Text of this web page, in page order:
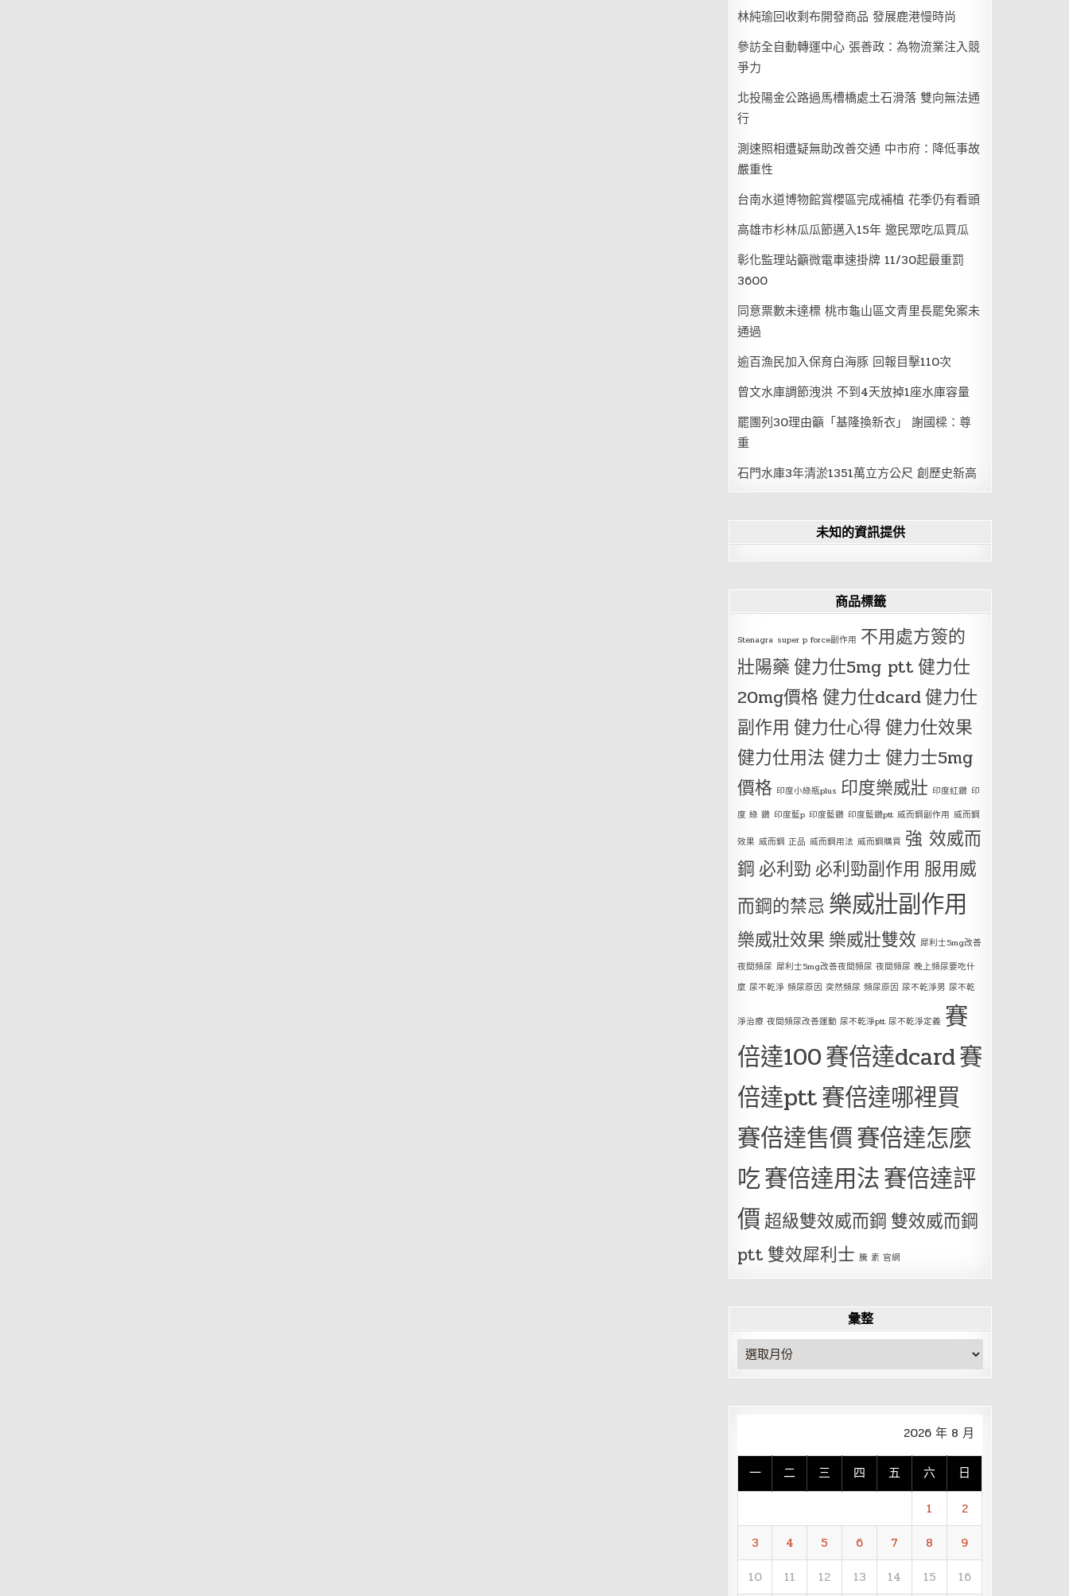
林純瑜回收剩布開發商品 發展鹿港慢時尚
參訪全自動轉運中心 張善政：為物流業注入競
爭力
北投陽金公路過馬槽橋處土石滑落 雙向無法通
行
測速照相遭疑無助改善交通 中市府：降低事故
嚴重性
台南水道博物館賞櫻區完成補植 花季仍有看頭
高雄市杉林瓜瓜節邁入15年 邀民眾吃瓜買瓜
彰化監理站籲微電車速掛牌 11/30起最重罰
3600
同意票數未達標 桃市龜山區文青里長罷免案未
通過
逾百漁民加入保育白海豚 回報目擊110次
曾文水庫調節洩洪 不到4天放掉1座水庫容量
罷團列30理由籲「基隆換新衣」 謝國樑：尊
重
石門水庫3年清淤1351萬立方公尺 創歷史新高
未知的資訊提供
商品標籤
Stenagra super p force副作用 不用處方簽的
壯陽藥健力仕5mg ptt健力仕
20mg價格健力仕dcard健力仕
副作用 健力仕心得健力仕效果
健力仕用法健力士健力士5mg
價格 印度小綠瓶plus 印度樂威壯 印度紅鑽 印
度 綠 鑽 印度藍p 印度藍鑽 印度藍鑽ptt 威而鋼副作用 威而鋼
效果 威而鋼 正品 威而鋼用法 威而鋼購買 強 效威而
鋼 必利勁 必利勁副作用 服用威
而鋼的禁忌 樂威壯副作用
樂威壯效果 樂威壯雙效 犀利士5mg改善
夜間頻尿 犀利士5mg改善夜間頻尿 夜間頻尿 晚上頻尿要吃什
麼 尿不乾淨 頻尿原因 突然頻尿 頻尿原因 尿不乾淨男 尿不乾
淨治療 夜間頻尿改善運動 尿不乾淨ptt 尿不乾淨定義 賽
倍達100賽倍達dcard賽
倍達ptt賽倍達哪裡買
賽倍達售價賽倍達怎麼
吃賽倍達用法賽倍達評
價超級雙效威而鋼 雙效威而鋼
ptt 雙效犀利士 騰 素 官網
彙整
彙
整
2026 年 8 月
一 二 三 四 五 六
日
1
2
3
4 5 6 7 8
9
10
11 12 13 14 15 16